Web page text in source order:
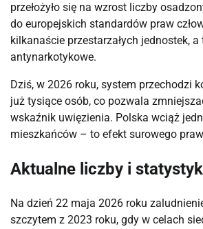
przełożyło się na wzrost liczby
do europejskich standardów praw
kilkanaście przestarzałych jednostek,
antynarkotykowe.
Dziś, w 2026 roku, system przechodzi
już tysiące osób, co pozwala
wskaźnik uwięzienia. Polska wciąż
mieszkańców – to efekt surowego
Aktualne liczby i
Na dzień 22 maja 2026 roku
szczytem z 2023 roku, gdy w celach